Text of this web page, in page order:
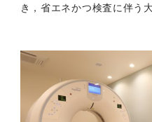
き，省エネかつ検査に伴う